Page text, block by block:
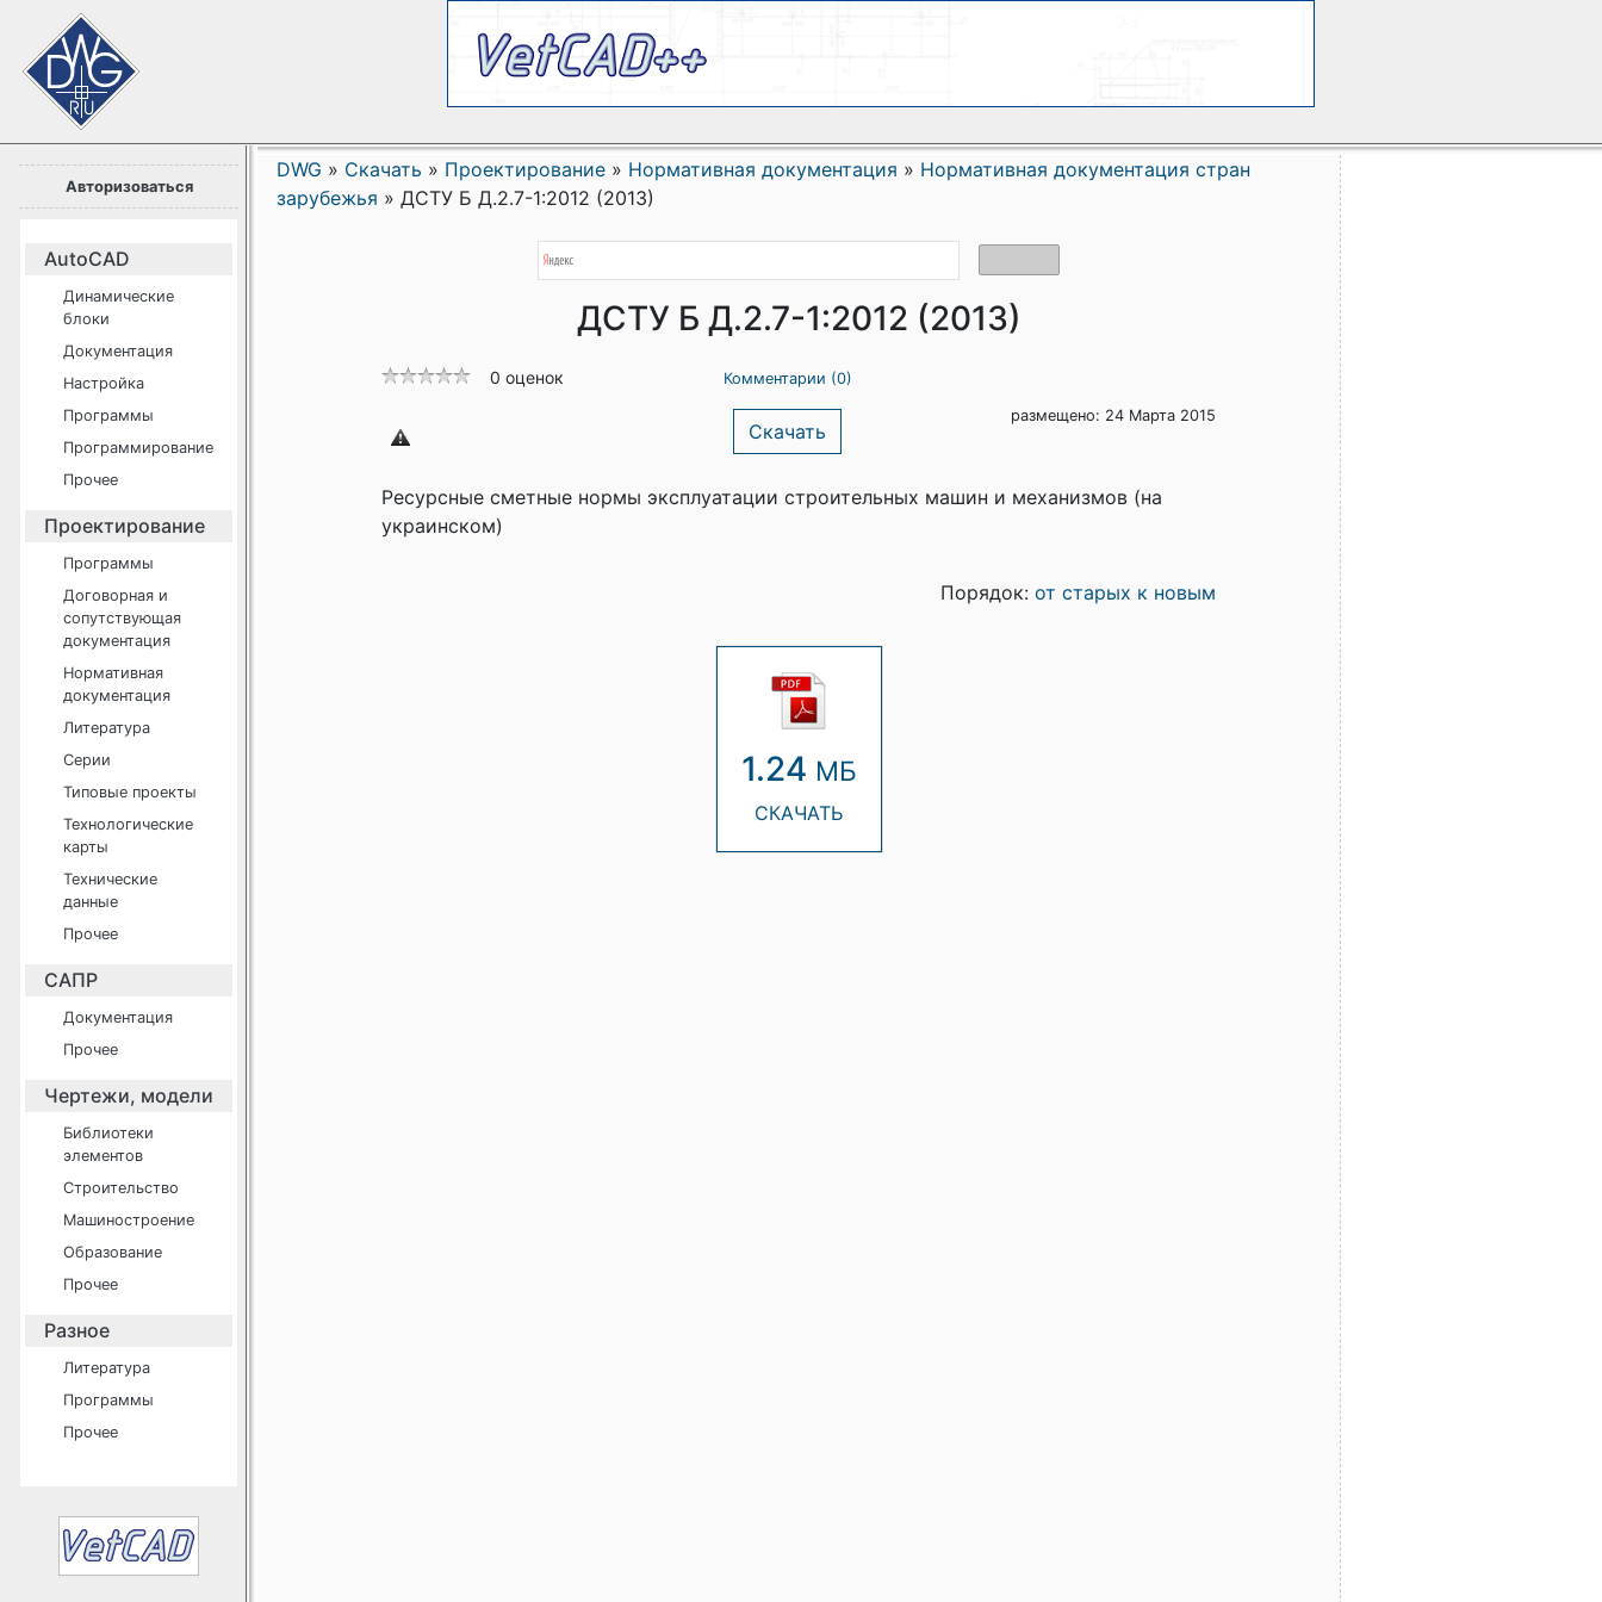
Авторизоваться
AutoCAD
Динамические
блоки
Документация
Настройка
Программы
Программирование
Прочее
Проектирование
Программы
Договорная и
сопутствующая
документация
Нормативная
документация
Литература
Серии
Типовые проекты
Технологические
карты
Технические
данные
Прочее
САПР
Документация
Прочее
Чертежи, модели
Библиотеки
элементов
Строительство
Машиностроение
Образование
Прочее
Разное
Литература
Программы
Прочее
DWG » Скачать » Проектирование » Нормативная документация » Нормативная документация стран
зарубежья » ДСТУ Б Д.2.7-1:2012 (2013)
ДСТУ Б Д.2.7-1:2012 (2013)
0 оценок Комментарии (0)
Скачать
размещено: 24 Марта 2015
Ресурсные сметные нормы эксплуатации строительных машин и механизмов (на
украинском)
Порядок: от старых к новым
1.24 МБ
СКАЧАТЬ